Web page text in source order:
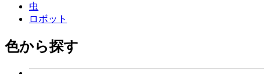
虫
ロボット
色から探す